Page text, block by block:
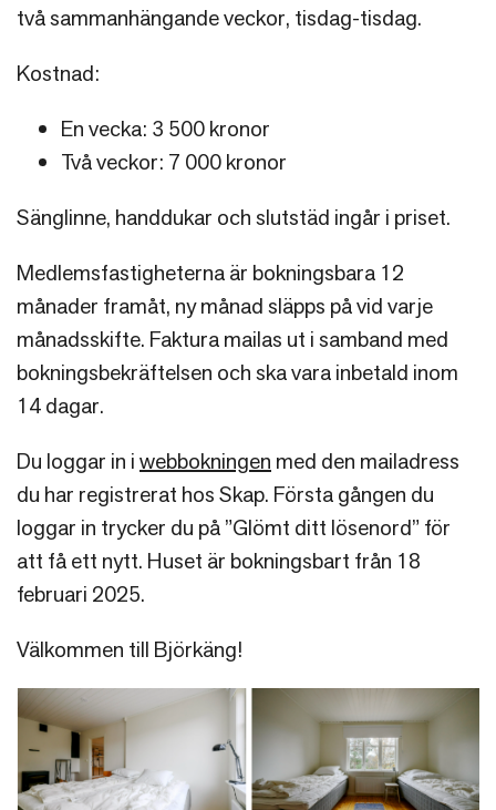
två sammanhängande veckor, tisdag-tisdag.
Kostnad:
En vecka: 3 500 kronor
Två veckor: 7 000 kronor
Sänglinne, handdukar och slutstäd ingår i priset.
Medlemsfastigheterna är bokningsbara 12
månader framåt, ny månad släpps på vid varje
månadsskifte. Faktura mailas ut i samband med
bokningsbekräftelsen och ska vara inbetald inom
14 dagar.
Du loggar in iwebbokningen med den mailadress
du har registrerat hos Skap. Första gången du
loggar in trycker du på ”Glömt ditt lösenord” för
att få ett nytt. Huset är bokningsbart från 18
februari 2025.
Välkommen till Björkäng!